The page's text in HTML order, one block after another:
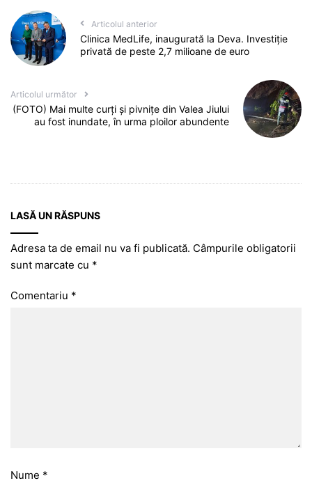
Articolul anterior
Clinica MedLife, inaugurată la Deva. Investiție
privată de peste 2,7 milioane de euro
Articolul următor
(FOTO) Mai multe curţi şi pivniţe din Valea Jiului
au fost inundate, în urma ploilor abundente
LASĂ UN RĂSPUNS
Adresa ta de email nu va fi publicată. Câmpurile obligatorii
sunt marcate cu *
Comentariu *
Nume *